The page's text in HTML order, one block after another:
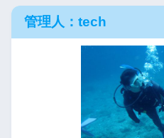
管理人：tech